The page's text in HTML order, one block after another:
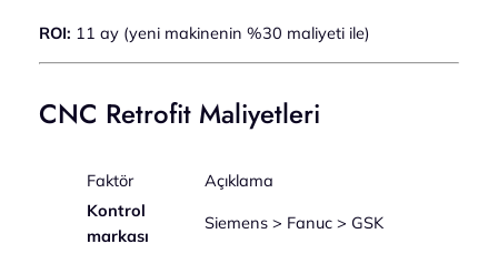
ROI: 11 ay (yeni makinenin %30 maliyeti ile)
CNC Retrofit Maliyetleri
Faktör
Açıklama
Kontrol
markası
Siemens > Fanuc > GSK